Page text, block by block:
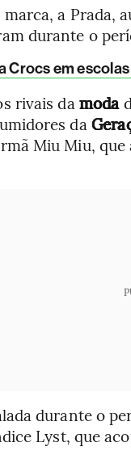
a Prada,
durante o
Crocs em
rivais da moda
da
Miu Miu,
durante o
Lyst, que